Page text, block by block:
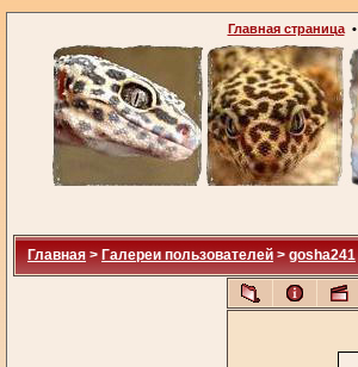
Главная страница•
Главная > Галереи пользователей > gosha241